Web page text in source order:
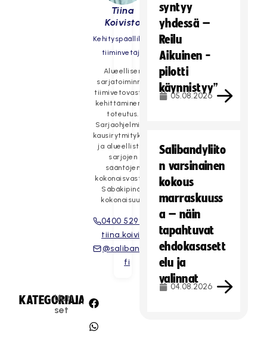
Tiina
Koivisto
Kehityspäällikkö,
tiiminvetäjä
Alueellisen
sarjatoiminnan
tiimivetovastuu,
kehittäminen ja
toteutus.
Sarjaohjelmien,
kausirytmityksen
ja alueellisten
sarjojen
sääntöjen
kokonaisvastuu.
Säbäkipinä-
kokonaisuus.
0400 529 014
tiina.koivisto
@salibandy.
fi
KATEGORIA:
Uuti
set
JAA:
syntyy
yhdessä –
Reilu
Aikuinen -
pilotti
käynnistyy”
05.08.2026
Salibandyliito
n varsinainen
kokous
marraskuuss
a – näin
tapahtuvat
ehdokasasett
elu ja
valinnat
04.08.2026